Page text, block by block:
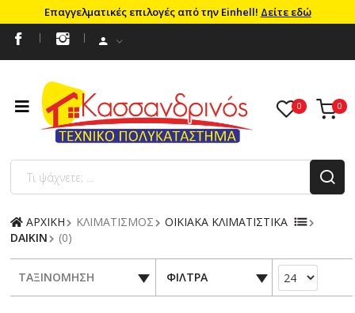
Επαγγελματικές επιλογές από την Einhell! Δείτε εδώ
ΑΡΧΙΚΗ ΚΛΙΜΑΤΙΣΜΟΣ
ΟΙΚΙΑΚΑ ΚΛΙΜΑΤΙΣΤΙΚΑ
DAIKIN
(0)
ΤΑΞΙΝΟΜΗΣΗ ΦΙΛΤΡΑ